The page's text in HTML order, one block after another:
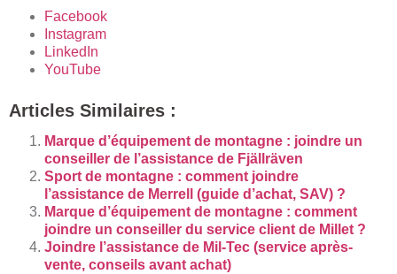
Facebook
Instagram
LinkedIn
YouTube
Articles Similaires :
Marque d’équipement de montagne : joindre un
conseiller de l’assistance de Fjällräven
Sport de montagne : comment joindre
l’assistance de Merrell (guide d’achat, SAV) ?
Marque d’équipement de montagne : comment
joindre un conseiller du service client de Millet ?
Joindre l’assistance de Mil-Tec (service après-
vente, conseils avant achat)